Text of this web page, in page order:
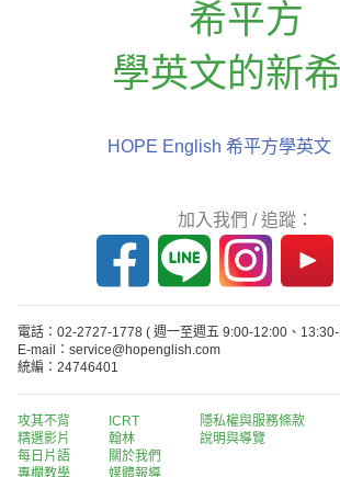
希平方
學英文的新
HOPE English 希平方學英文
加入我們 / 追蹤：
電話：02-2727-1778 ( 週一至週五 9:00-12:00、
E-mail：service@hopenglish.com
統編：24746401
攻其不背
精選影片
每日片語
專欄教學
ICRT
翰林
關於我們
媒體報導
隱私權與服務條款
說明與導覽